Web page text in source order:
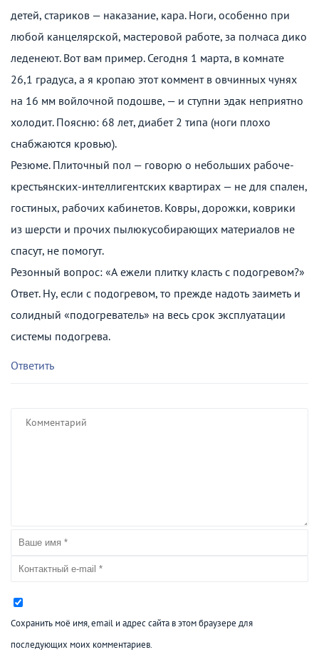
детей, стариков — наказание, кара. Ноги, особенно при
любой канцелярской, мастеровой работе, за полчаса дико
леденеют. Вот вам пример. Сегодня 1 марта, в комнате
26,1 градуса, а я кропаю этот коммент в овчинных чунях
на 16 мм войлочной подошве, — и ступни эдак неприятно
холодит. Поясню: 68 лет, диабет 2 типа (ноги плохо
снабжаются кровью).
Резюме. Плиточный пол — говорю о небольших рабоче-
крестьянских-интеллигентских квартирах — не для спален,
гостиных, рабочих кабинетов. Ковры, дорожки, коврики
из шерсти и прочих пылюкусобирающих материалов не
спасут, не помогут.
Резонный вопрос: «А ежели плитку класть с подогревом?»
Ответ. Ну, если с подогревом, то прежде надоть заиметь и
солидный «подогреватель» на весь срок эксплуатации
системы подогрева.
Ответить
Сохранить моё имя, email и адрес сайта в этом браузере для
последующих моих комментариев.